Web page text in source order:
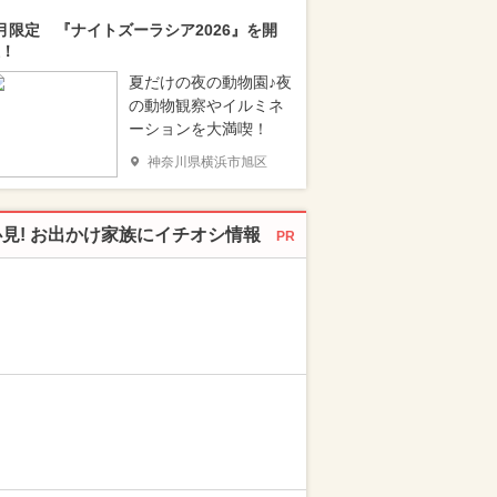
限定 『ナイトズーラシア2026』を開
夏だけの夜の動物園♪夜
の動物観察やイルミネ
ーションを大満喫！
神奈川県横浜市旭区
! お出かけ家族にイチオシ情報 PR